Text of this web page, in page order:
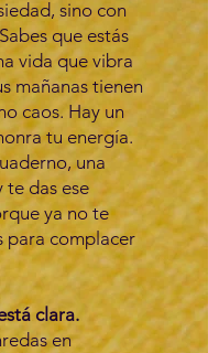
sino con
que estás
vida que vibra
mañanas tienen
caos. Hay un
tu energía.
una
das ese
ya no te
para complacer
clara.
en